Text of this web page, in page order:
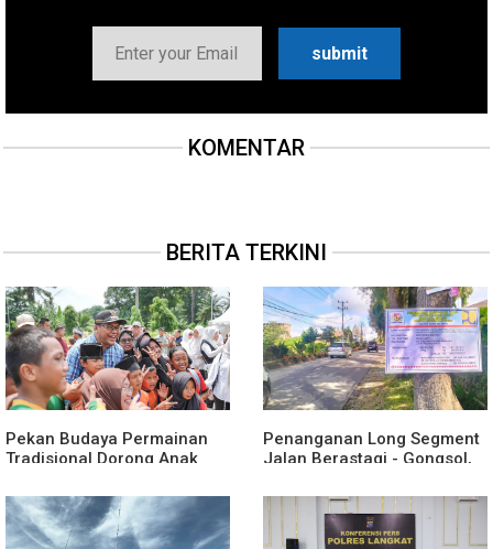
KOMENTAR
BERITA TERKINI
Pekan Budaya Permainan
Tradisional Dorong Anak
Ketergantungan Gadget
Penanganan Long Segment
Jalan Berastagi - Gongsol,
Tingkatkan Kenyamanan
Akses Wisata, Pertanian dan
Perekonomian